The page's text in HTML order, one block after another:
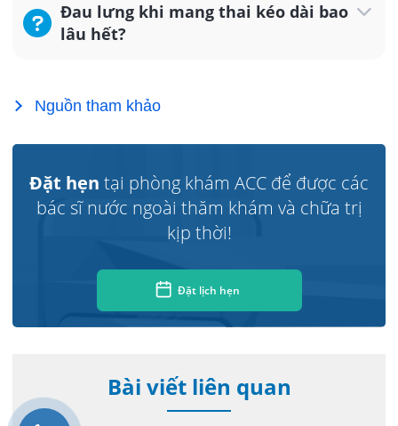
Đau lưng khi mang thai kéo dài bao
lâu hết?
Nguồn tham khảo
Đặt hẹn tại phòng khám ACC để được các
bác sĩ nước ngoài thăm khám và chữa trị
kịp thời!
Đặt lịch hẹn
Bài viết liên quan